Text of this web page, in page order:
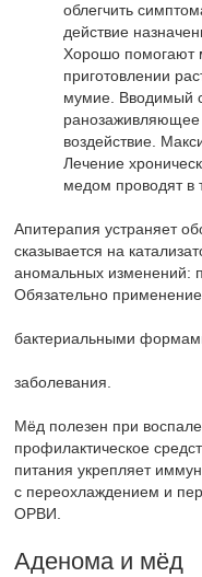
облегчить
действие
Хорошо помогают
приготовлении
мумие. Вводимый
ранозаживляющее
воздействие.
Лечение
медом проводят в
Апитерапия устраняет
сказывается на
аномальных изменений:
Обязательно
бактериальными
заболевания.
Мёд полезен при
профилактическое
питания укрепляет
с переохлаждением и
ОРВИ.
Аденома и мёд